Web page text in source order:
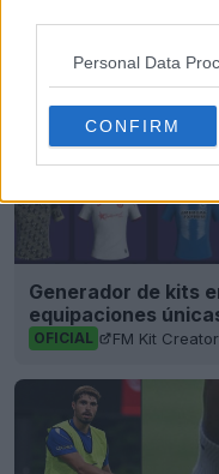
Personal Data
CONFIRM
Generador de kits
equipaciones
OFICIAL FM Kit Creator